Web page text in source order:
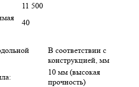
11 500
40
В соответствии с
конструкцией, мм
10 мм (высокая
прочность)